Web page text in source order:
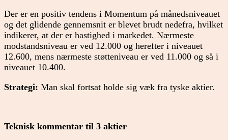
Der er en positiv tendens i Momentum på månedsniveauet
og det glidende gennemsnit er blevet brudt nedefra, hvilket
indikerer, at der er hastighed i markedet. Nærmeste
modstandsniveau er ved 12.000 og herefter i niveauet
12.600, mens nærmeste støtteniveau er ved 11.000 og så i
niveauet 10.400.
Strategi: Man skal fortsat holde sig væk fra tyske aktier.
Teknisk kommentar til 3 aktier